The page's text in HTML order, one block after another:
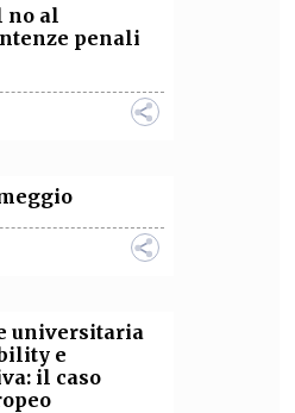
no al
penali
universitaria
e
il caso